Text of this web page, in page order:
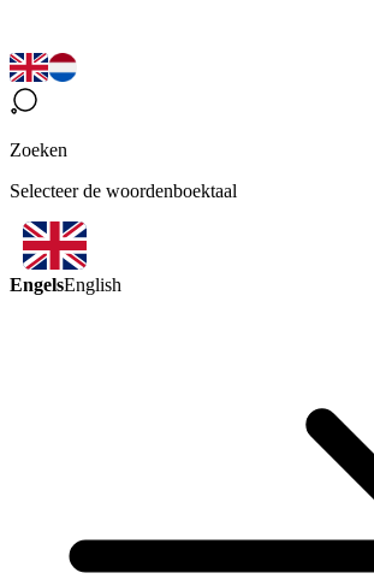
Zoeken
Selecteer de woordenboektaal
EngelsEnglish